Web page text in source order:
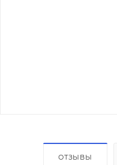
ОТЗЫВЫ